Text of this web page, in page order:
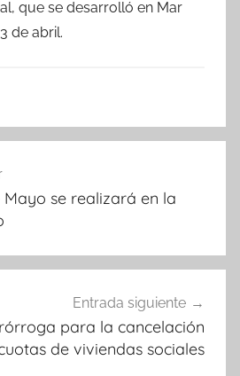
que se desarrolló en Mar
de abril.
se realizará en la
Entrada siguiente
para la cancelación
de viviendas sociales